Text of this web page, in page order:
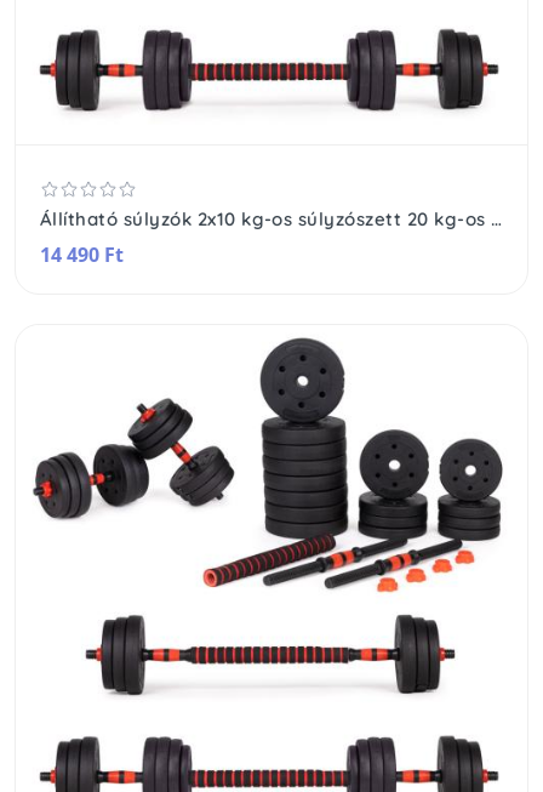
Állítható súlyzók 2x10 kg-os súlyzószett 20 kg-os rúd
14 490 Ft